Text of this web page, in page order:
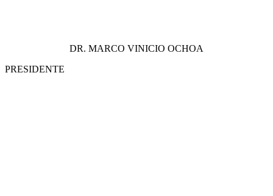
DR. MARCO VINICIO OCHOA
PRESIDENTE